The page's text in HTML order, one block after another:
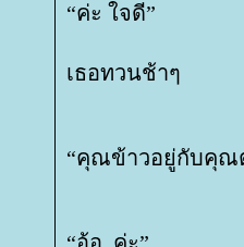
“ค่ะ ใจดี”
เธอทวนช้าๆ
“คุณข้าวอยู่กับคุณ